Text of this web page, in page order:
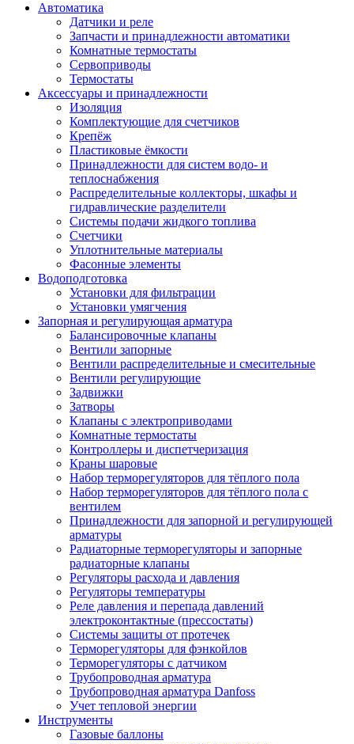
Автоматика
Датчики и реле
Запчасти и принадлежности автоматики
Комнатные термостаты
Сервоприводы
Термостаты
Аксессуары и принадлежности
Изоляция
Комплектующие для счетчиков
Крепёж
Пластиковые ёмкости
Принадлежности для систем водо- и
теплоснабжения
Распределительные коллекторы, шкафы и
гидравлические разделители
Системы подачи жидкого топлива
Счетчики
Уплотнительные материалы
Фасонные элементы
Водоподготовка
Установки для фильтрации
Установки умягчения
Запорная и регулирующая арматура
Балансировочные клапаны
Вентили запорные
Вентили распределительные и смесительные
Вентили регулирующие
Задвижки
Затворы
Клапаны с электроприводами
Комнатные термостаты
Контроллеры и диспетчеризация
Краны шаровые
Набор терморегуляторов для тёплого пола
Набор терморегуляторов для тёплого пола с
вентилем
Принадлежности для запорной и регулирующей
арматуры
Радиаторные терморегуляторы и запорные
радиаторные клапаны
Регуляторы расхода и давления
Регуляторы температуры
Реле давления и перепада давлений
электроконтактные (прессостаты)
Системы защиты от протечек
Терморегуляторы для фэнкойлов
Терморегуляторы с датчиком
Трубопроводная арматура
Трубопроводная арматура Danfoss
Учет тепловой энергии
Инструменты
Газовые баллоны